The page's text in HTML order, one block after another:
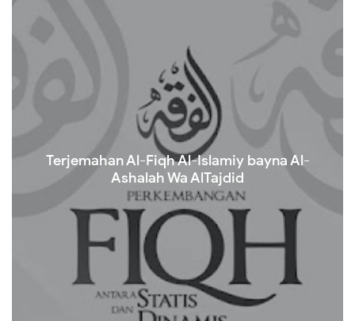
Terjemahan Al-Fiqh Al-Islamiy bayna Al-
Ashalah Wa AlTajdid